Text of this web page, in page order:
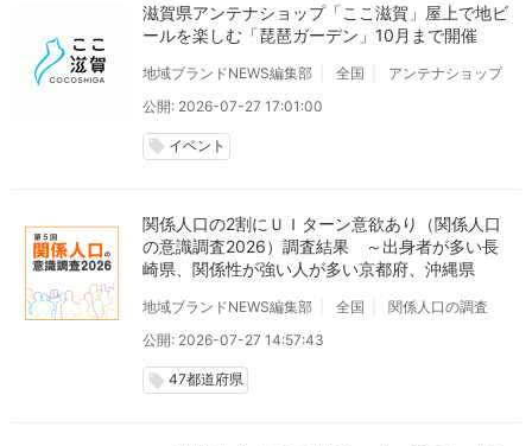
滋賀県アンテナショップ「ここ滋賀」屋上で地ビ
ールを楽しむ「琵琶ガーデン」10月まで開催
地域ブランドNEWS編集部 全国
アンテナショップ
公開: 2026-07-27 17:01:00
local_offer イベント
関係人口の2割にＵＩターン意欲あり（関係人口
の意識調査2026）調査結果 ～出身者が多い長
崎県、関係性が強い人が多い京都府、沖縄県
地域ブランドNEWS編集部 全国
関係人口の調査
公開: 2026-07-27 14:57:43
local_offer 47都道府県